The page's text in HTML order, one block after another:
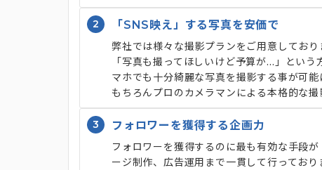
2 「SNS映え」する写真を安価で
弊社では様々な撮影プランをご用意しており
「写真も撮ってほしいけど予算が…」とい
マホでも十分綺麗な写真を撮影する事が可能
もちろんプロのカメラマンによる本格的な撮
3 フォロワーを獲得する企画力
フォロワーを獲得するのに最も有効な手段
ージ制作、広告運用まで一貫して行っており